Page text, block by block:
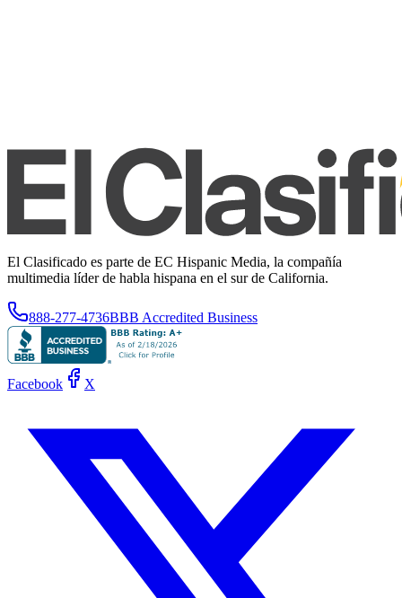
El Clasificado es parte de EC Hispanic Media, la compañía
multimedia líder de habla hispana en el sur de California.
888-277-4736BBB Accredited Business
Facebook X